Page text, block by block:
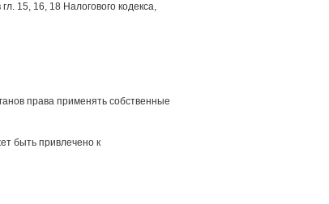
15, 16, 18 Налогового кодекса,
права применять собственные
быть привлечено к